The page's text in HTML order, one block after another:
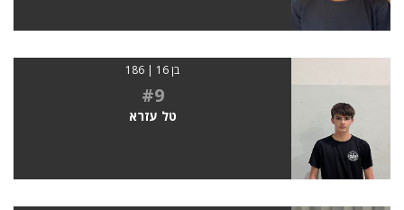
בן 16 | 186
#9
טל עזרא